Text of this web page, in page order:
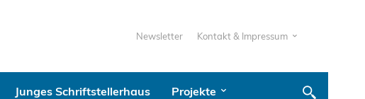
Newsletter Kontakt & Impressum
Junges Schriftstellerhaus Projekte